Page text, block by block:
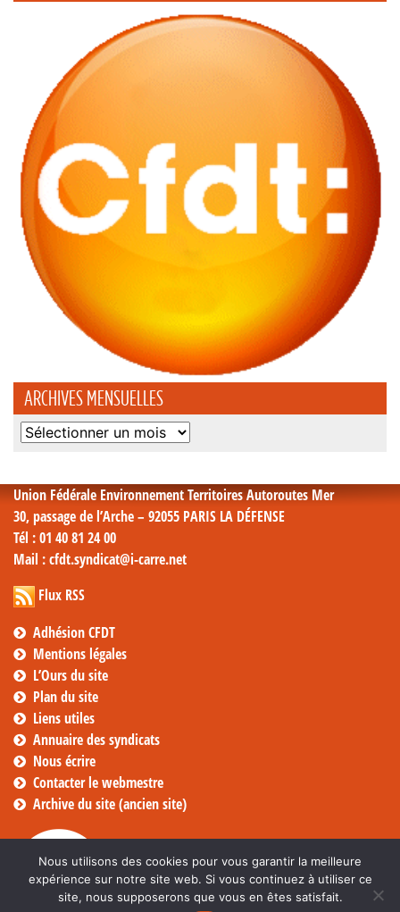
ARCHIVES MENSUELLES
Archives
Union Fédérale Environnement Territoires Autoroutes Mer
30, passage de l’Arche – 92055 PARIS LA DÉFENSE
Tél : 01 40 81 24 00
Mail : cfdt.syndicat@i-carre.net
Flux RSS
Adhésion CFDT
Mentions légales
L’Ours du site
Plan du site
Liens utiles
Annuaire des syndicats
Nous écrire
Contacter le webmestre
Archive du site (ancien site)
Nous utilisons des cookies pour vous garantir la meilleure
expérience sur notre site web. Si vous continuez à utiliser ce
site, nous supposerons que vous en êtes satisfait.